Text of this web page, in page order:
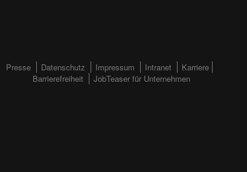
FOOTERMENÜ
(HAUPTSEITE)
Presse Datenschutz Impressum Intranet
Karriere
Barrierefreiheit
JobTeaser für Unternehmen